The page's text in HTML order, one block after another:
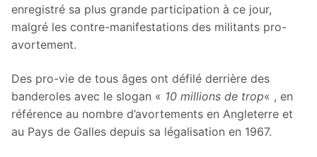
enregistré sa plus grande participation à ce jour,
malgré les contre-manifestations des militants pro-
avortement.
Des pro-vie de tous âges ont défilé derrière des
banderoles avec le slogan « 10 millions de trop« , en
référence au nombre d’avortements en Angleterre et
au Pays de Galles depuis sa légalisation en 1967.